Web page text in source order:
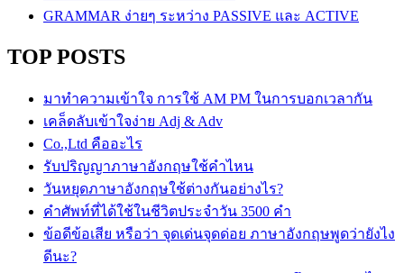
GRAMMAR ง่ายๆ ระหว่าง PASSIVE และ ACTIVE
TOP POSTS
มาทำความเข้าใจ การใช้ AM PM ในการบอกเวลากัน
เคล็ดลับเข้าใจง่าย Adj & Adv
Co.,Ltd คืออะไร
รับปริญญาภาษาอังกฤษใช้คำไหน
วันหยุดภาษาอังกฤษใช้ต่างกันอย่างไร?
คำศัพท์ที่ได้ใช้ในชีวิตประจำวัน 3500 คำ
ข้อดีข้อเสีย หรือว่า จุดเด่นจุดด่อย ภาษาอังกฤษพูดว่ายังไง
ดีนะ?